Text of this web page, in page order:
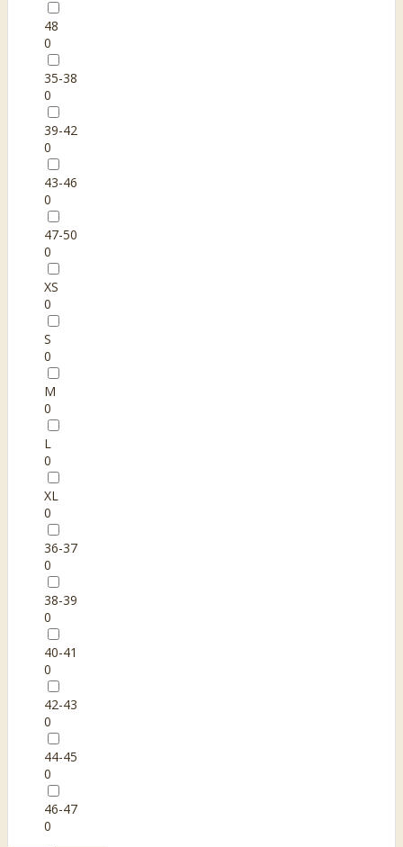
48
0
35-38
0
39-42
0
43-46
0
47-50
0
XS
0
S
0
M
0
L
0
XL
0
36-37
0
38-39
0
40-41
0
42-43
0
44-45
0
46-47
0